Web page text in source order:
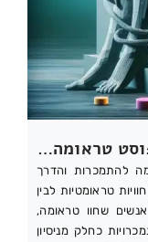
מתוך הכאב: הבנת הקשר בין פוסט טראומה להתמכרות והדרך לריפוי
להתמכרות והדרך
טראומטיות לבין
שחוו טראומה,
כחלק מניסיון